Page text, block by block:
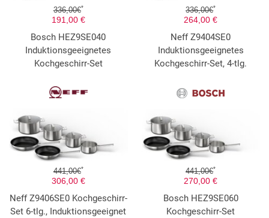
336,00€*
191,00 €
Bosch HEZ9SE040
Induktionsgeeignetes
Kochgeschirr-Set
336,00€*
264,00 €
Neff Z9404SE0
Induktionsgeeignetes
Kochgeschirr-Set, 4-tlg.
441,00€*
306,00 €
Neff Z9406SE0 Kochgeschirr-
Set 6-tlg., Induktionsgeeignet
441,00€*
270,00 €
Bosch HEZ9SE060
Kochgeschirr-Set